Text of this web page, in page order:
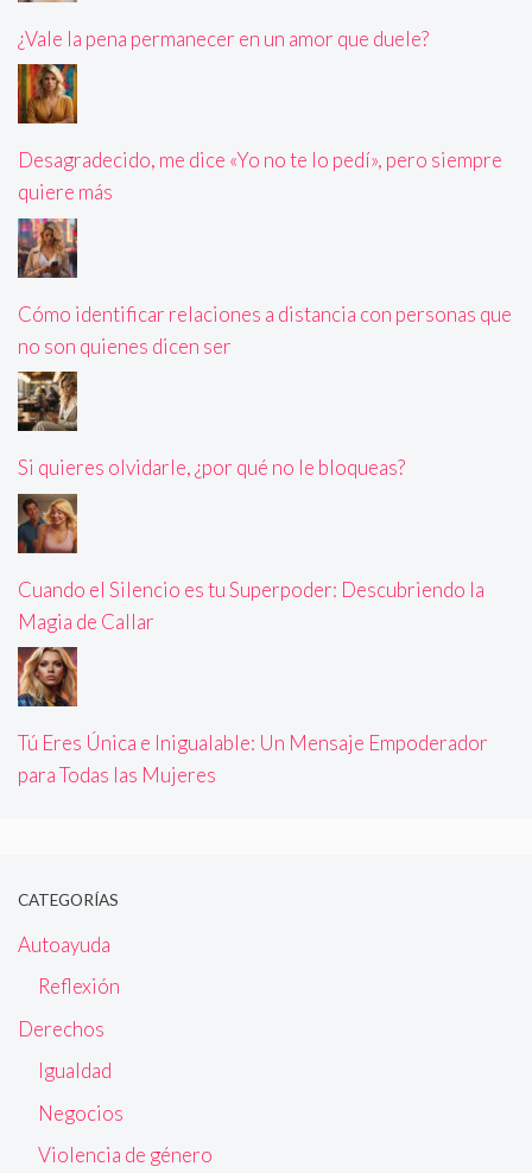
¿Vale la pena permanecer en un amor que duele?
Desagradecido, me dice «Yo no te lo pedí», pero siempre
quiere más
Cómo identificar relaciones a distancia con personas que
no son quienes dicen ser
Si quieres olvidarle, ¿por qué no le bloqueas?
Cuando el Silencio es tu Superpoder: Descubriendo la
Magia de Callar
Tú Eres Única e Inigualable: Un Mensaje Empoderador
para Todas las Mujeres
CATEGORÍAS
Autoayuda
Reflexión
Derechos
Igualdad
Negocios
Violencia de género